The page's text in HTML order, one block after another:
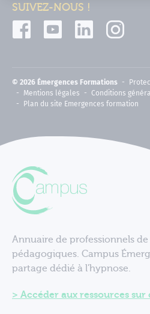
SUIVEZ-NOUS !
© 2026 Émergences Formations
Mentions légales
Conditions
Plan du site Emergences formation
Annuaire de professionnels
pédagogiques. Campus
partage dédié à l'hypnose.
Accéder aux ressources